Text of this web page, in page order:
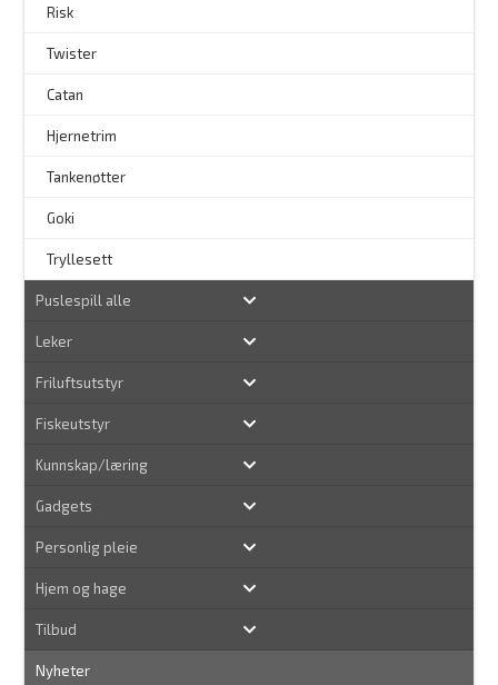
Risk
Twister
Catan
Hjernetrim
Tankenøtter
Goki
Tryllesett
Puslespill alle
Leker
Friluftsutstyr
Fiskeutstyr
Kunnskap/læring
Gadgets
Personlig pleie
Hjem og hage
Tilbud
Nyheter